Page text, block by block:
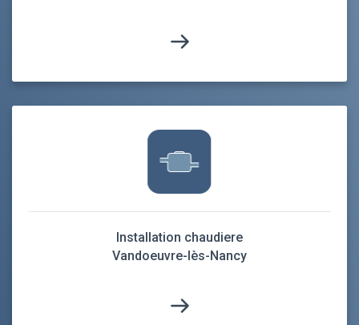
Installation chaudiere
Vandoeuvre-lès-Nancy